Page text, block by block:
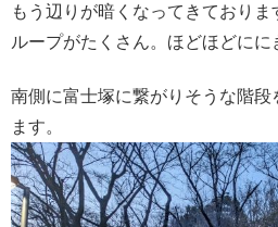
もう辺りが暗くなってきており
ループがたくさん。ほどほどにに
南側に富士塚に繋がりそうな階
ます。